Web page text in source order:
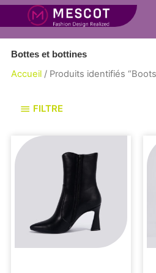
Bottes et bottines
Accueil / Produits identifiés
FILTRE